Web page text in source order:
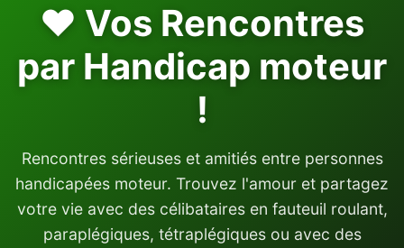
❤️ Vos Rencontres
par Handicap moteur
!
Rencontres sérieuses et amitiés entre personnes
handicapées moteur. Trouvez l'amour et partagez
votre vie avec des célibataires en fauteuil roulant,
paraplégiques, tétraplégiques ou avec des